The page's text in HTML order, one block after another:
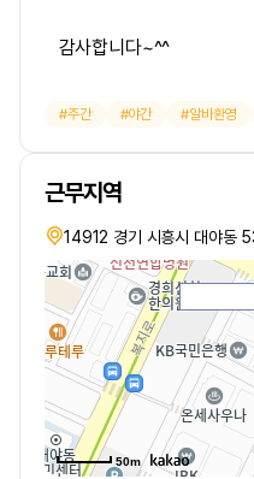
감사합니다~^^
주간 야간 알바환영
근무지역
14912 경기 시흥시 대야동
50m